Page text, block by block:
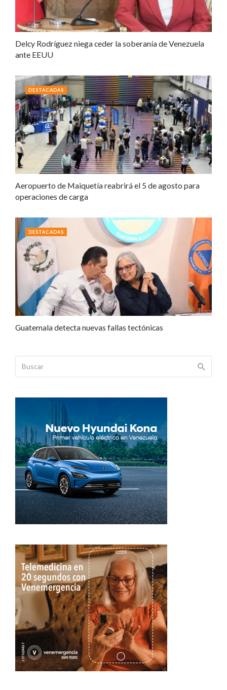
Delcy Rodríguez niega ceder la soberanía de Venezuela
ante EEUU
Aeropuerto de Maiquetía reabrirá el 5 de agosto para
operaciones de carga
DESTACADAS
Guatemala detecta nuevas fallas tectónicas
DESTACADAS